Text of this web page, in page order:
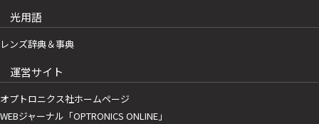
光用語
レンズ辞典＆事典
運営サイト
オプトロニクス社ホームページ
WEBジャーナル「OPTRONICS ONLINE」